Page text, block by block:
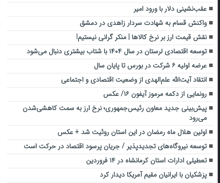
عقب‌نشینی دلار با ورود امیر
واکنش قسام به شهادت سردار زاهدی در دمشق
نقش قیمت ارز بر نرخ کالاها | منکر گرانی نیستیم!
توسعه اقتصادی لرستان در سال ۱۴۰۴ با شتاب بیشتری دنبال می‌شود
عرضه اولیه ۶ شرکت در بورس تا پایان سال
انتقاد ‌آیت‌الله علم‌الهدی از ‌وضعیت اقتصادی و اجتماعی
رونمایی از دکمه مرموز آیفون ۱۶/ عکس
پیش‌بینی جدید معاون رئیس‌جمهوری؛ نرخ ارز به سمت کاهشی‌شدن
می‌رود
اولین هلال ماه رمضان در این استان روئیت شد + عکس
توسعه نیروگاه‌های تجدیدپذیر / جریان پرسود اقتصاد در حرکت است
تعطیلی ادارات استان کرمانشاه در ۱۴ فروردین
پزشکیان با ایرانیان مقیم آمریکا دیدار کرد